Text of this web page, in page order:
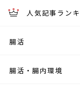
人気記事ラン
腸活
腸活・腸内環境